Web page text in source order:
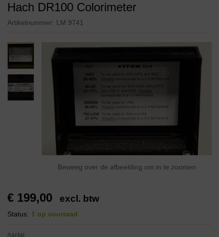
Hach DR100 Colorimeter
Artikelnummer: LM 9741
Beweeg over de afbeelding om in te zoomen
€ 199,00 excl. btw
Status: 1 op voorraad
Aantal: